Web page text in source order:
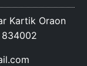
Kartik Oraon
834002